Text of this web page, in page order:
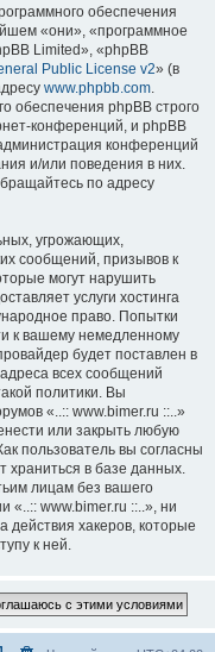
обеспечения
«они», «программное
Limited», «phpBB
Public License v2» (в
www.phpbb.com.
обеспечения phpBB строго
конференций, и phpBB
конференций
и/или поведения в них.
по адресу
угрожающих,
сообщений, призывов к
могут нарушить
услуги хостинга
право. Попытки
к вашему немедленному
будет поставлен в
всех сообщений
политики. Вы
«..:: www.bimer.ru ::..»
или закрыть любую
пользователь вы согласны
храниться в базе данных.
лицам без вашего
www.bimer.ru ::..», ни
действия хакеров, которые
к ней.